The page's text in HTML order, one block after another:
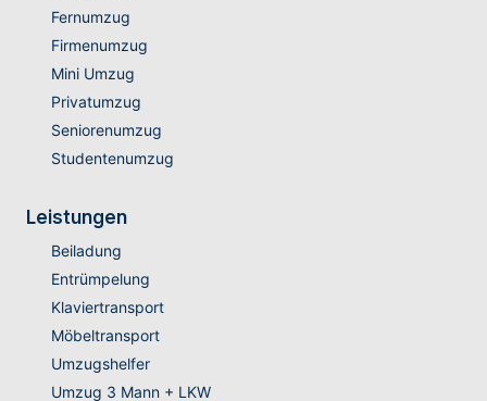
Fernumzug
Firmenumzug
Mini Umzug
Privatumzug
Seniorenumzug
Studentenumzug
Leistungen
Beiladung
Entrümpelung
Klaviertransport
Möbeltransport
Umzugshelfer
Umzug 3 Mann + LKW